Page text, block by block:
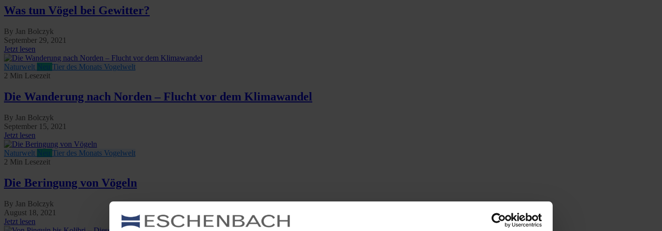
Was tun Vögel bei Gewitter?
By Jan Bolczyk
September 29, 2021
Jetzt lesen
Naturwelt Tier des Monats Vogelwelt
2 Min Lesezeit
Die Wanderung nach Norden – Flucht vor dem Klimawandel
By Jan Bolczyk
September 15, 2021
Jetzt lesen
Naturwelt Tier des Monats Vogelwelt
2 Min Lesezeit
Die Beringung von Vögeln
By Jan Bolczyk
August 18, 2021
Jetzt lesen